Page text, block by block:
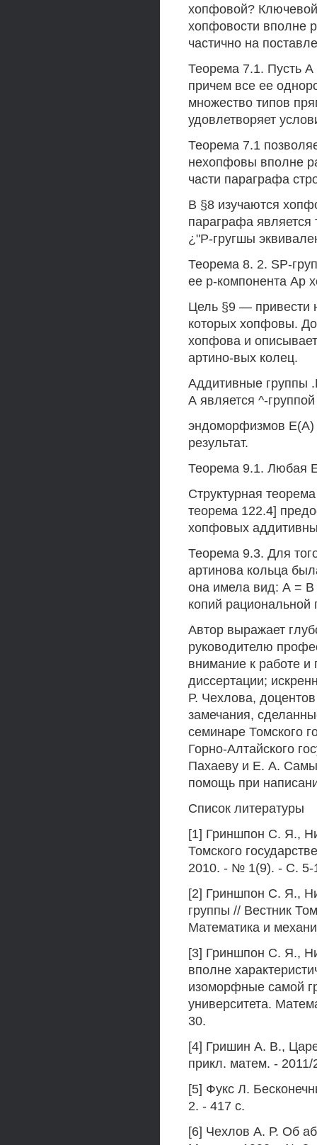
хопфовой?
хопфовости вполне
частично на
Теорема 7.1. Пусть
причем все ее
множество типов
удовлетворяет
Теорема 7.1
нехопфовы вполне
части параграфа
В §8 изучаются
параграфа является
¿"Р-гругшы
Теорема 8. 2. SP-
ее р-компонента Ар
Цель §9 — привести
которых хопфовы.
хопфова и
артино-вых колец.
Аддитивные группы
А является ^-
эндоморфизмов Е(А)
результат.
Теорема 9.1. Любая
Структурная
теорема 122.4]
хопфовых
Теорема 9.3. Для
артинова кольца
она имела вид: А =
копий
Автор выражает
руководителю
внимание к работе
диссертации;
Р. Чехлова,
замечания,
семинаре Томского
Горно-Алтайского
Пахаеву и Е. А.
помощь при
Список литературы
[1] Гриншпон С. Я.,
Томского
2010. - № 1(9). - С. 5-
[2] Гриншпон С. Я.,
группы // Вестник
Математика и
[3] Гриншпон С. Я.,
вполне
изоморфные самой
университета.
30.
[4] Гришин А. В.,
прикл. матем. -
[5] Фукс Л.
2. - 417 с.
[6] Чехлов А. Р. Об